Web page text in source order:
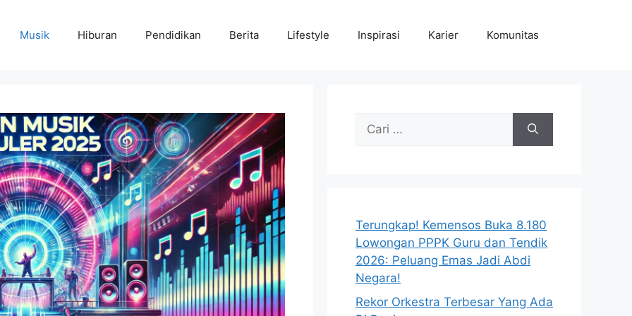
Musik Hiburan Pendidikan Berita Lifestyle Inspirasi Karier Komunitas
Cari
Terungkap! Kemensos Buka 8.180
Lowongan PPPK Guru dan Tendik
2026: Peluang Emas Jadi Abdi
Negara!
Rekor Orkestra Terbesar Yang Ada